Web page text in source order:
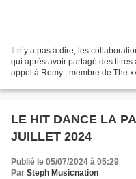
Il n’y a pas à dire, les
qui après avoir partagé des
appel à Romy ; membre de The
LE HIT DANCE LA
JUILLET 2024
Publié le 05/07/2024 à 05:29
Par Steph Musicnation